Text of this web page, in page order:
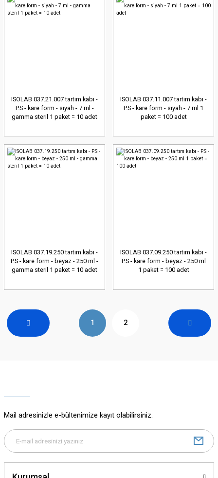
ISOLAB 037.21.007 tartım kabı -
P.S - kare form - siyah - 7 ml -
gamma steril 1 paket = 10 adet
ISOLAB 037.11.007 tartım kabı -
P.S - kare form - siyah - 7 ml 1
paket = 100 adet
ISOLAB 037.19.250 tartım kabı -
P.S - kare form - beyaz - 250 ml -
gamma steril 1 paket = 10 adet
ISOLAB 037.09.250 tartım kabı -
P.S - kare form - beyaz - 250 ml
1 paket = 100 adet
1 2
Mail adresinizle e-bültenimize kayıt olabilirsiniz.